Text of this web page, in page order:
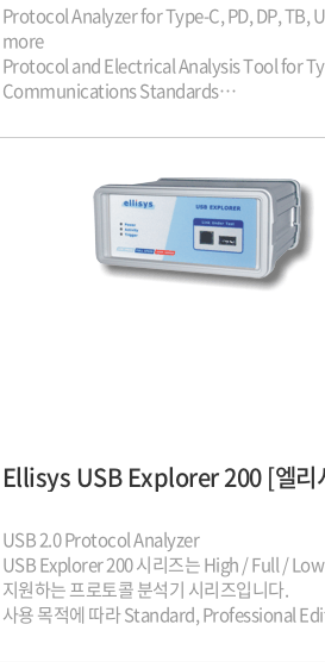
Protocol Analyzer for Type-C, PD, DP, TB,
more
Protocol and Electrical Analysis Tool for Type-C
Communications Standards
Power delivery 2.0, 3.0 지원
USB bus power
USB 2.0 Protocol Analyzer
USB Explorer 200 시리즈는 High / Full /
지원하는 프로토콜 분석기 시리즈입니다.
사용 목적에 따라 Standard, Professional